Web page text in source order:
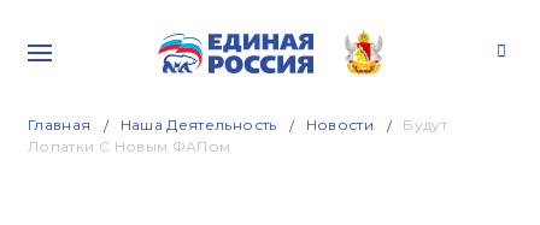
Главная Наша Деятельность Новости
Будут
Лопатки С Новым ФАПом